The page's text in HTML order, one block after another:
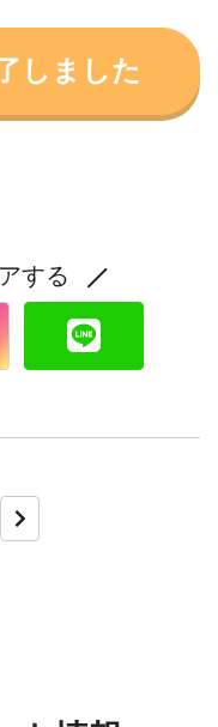
しました
する